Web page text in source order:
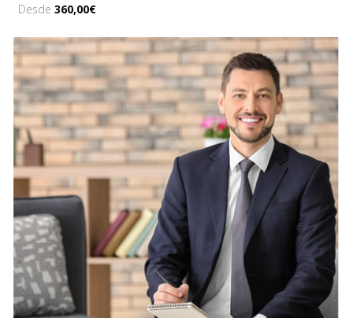
Desde 360,00€